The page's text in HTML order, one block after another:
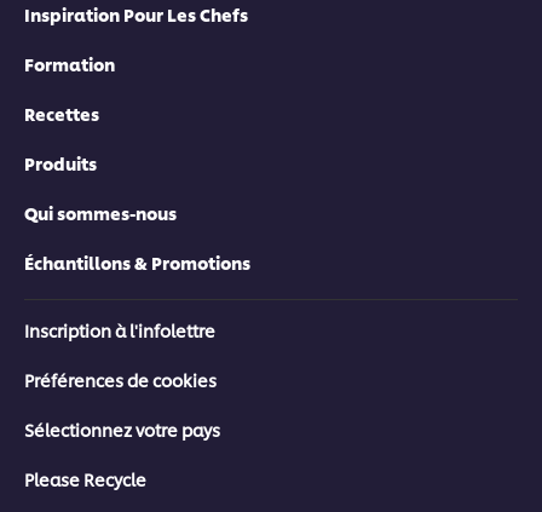
Inspiration Pour Les Chefs
Formation
Recettes
Produits
Qui sommes-nous
Échantillons & Promotions
Inscription à l'infolettre
Préférences de cookies
Sélectionnez votre pays
Please Recycle